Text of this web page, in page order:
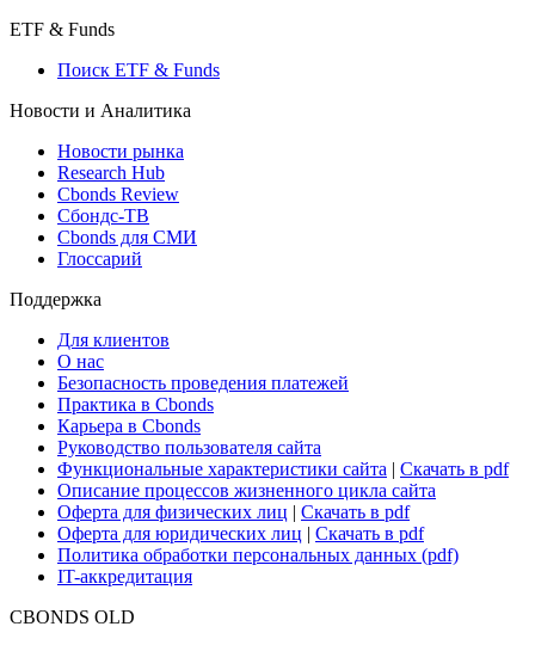
ETF & Funds
Поиск ETF & Funds
Новости и Аналитика
Новости рынка
Research Hub
Cbonds Review
Сбондс-ТВ
Cbonds для СМИ
Глоссарий
Поддержка
Для клиентов
О нас
Безопасность проведения платежей
Практика в Cbonds
Карьера в Cbonds
Руководство пользователя сайта
Функциональные характеристики сайта | Скачать в pdf
Описание процессов жизненного цикла сайта
Оферта для физических лиц | Скачать в pdf
Оферта для юридических лиц | Скачать в pdf
Политика обработки персональных данных (pdf)
IT-аккредитация
CBONDS OLD